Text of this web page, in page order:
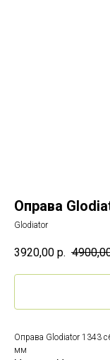
Оправа
Glodiator
3920,00 р.
Оправа Glodiator 1343
мм